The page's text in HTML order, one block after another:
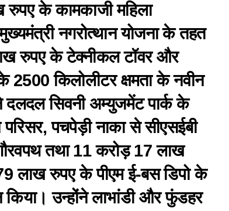
रुपए के कामकाजी महिला
नगरोत्थान योजना के तहत
रुपए के टेक्नीकल टॉवर और
किलोलीटर क्षमता के नवीन
दलदल सिवनी अम्युजमेंट पार्क के
पचपेड़ी नाका से सीएसईबी
तथा 11 करोड़ 17 लाख
लाख रुपए के पीएम ई-बस डिपो के
उन्होंने लाभांडी और फुंडहर